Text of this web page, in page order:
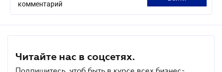
комментарий
Читайте нас в соцсетях.
Подпишитесь, чтоб быть в курсе всех бизнес-